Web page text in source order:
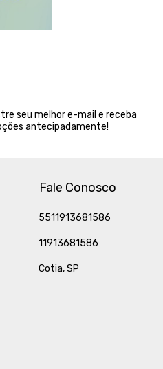
seu melhor e-mail e receba
antecipadamente!
Fale Conosco
5511913681586
11913681586
Cotia, SP